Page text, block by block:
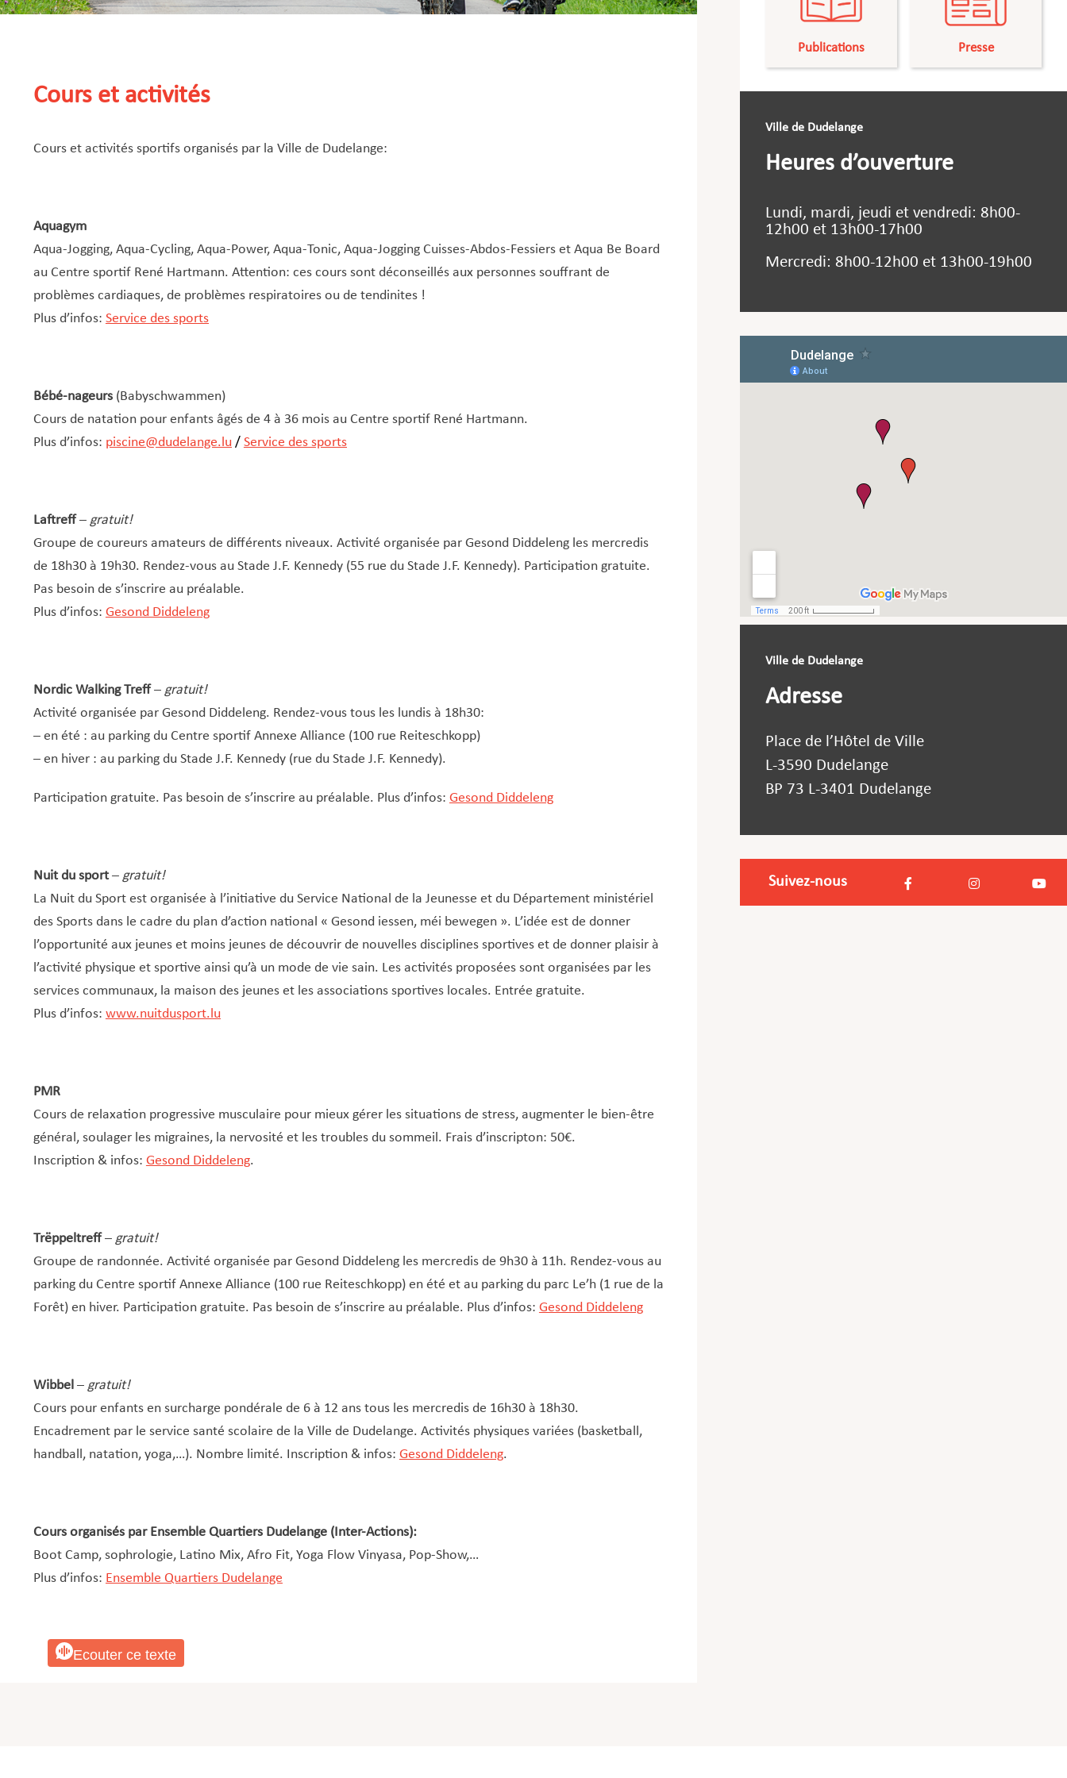
Cours et activités
Cours et activités sportifs organisés par la Ville de Dudelange:
Aquagym
Aqua-Jogging, Aqua-Cycling, Aqua-Power, Aqua-Tonic, Aqua-Jogging Cuisses-Abdos-Fessiers et Aqua Be Board
au Centre sportif René Hartmann. Attention: ces cours sont déconseillés aux personnes souffrant de
problèmes cardiaques, de problèmes respiratoires ou de tendinites !
Plus d’infos: Service des sports
Bébé-nageurs (Babyschwammen)
Cours de natation pour enfants âgés de 4 à 36 mois au Centre sportif René Hartmann.
Plus d’infos: piscine@dudelange.lu/ Service des sports
Laftreff– gratuit!
Groupe de coureurs amateurs de différents niveaux. Activité organisée par Gesond Diddeleng les mercredis
de 18h30 à 19h30. Rendez-vous au Stade J.F. Kennedy (55 rue du Stade J.F. Kennedy). Participation gratuite.
Pas besoin de s’inscrire au préalable.
Plus d’infos: Gesond Diddeleng
Nordic Walking Treff– gratuit!
Activité organisée par Gesond Diddeleng. Rendez-vous tous les lundis à 18h30:
– en été : au parking du Centre sportif Annexe Alliance (100 rue Reiteschkopp)
– en hiver : au parking du Stade J.F. Kennedy (rue du Stade J.F. Kennedy).
Participation gratuite. Pas besoin de s’inscrire au préalable. Plus d’infos: Gesond Diddeleng
Nuit du sport– gratuit!
La Nuit du Sport est organisée à l’initiative du Service National de la Jeunesse et du Département ministériel
des Sports dans le cadre du plan d’action national « Gesond iessen, méi bewegen ». L’idée est de donner
l’opportunité aux jeunes et moins jeunes de découvrir de nouvelles disciplines sportives et de donner plaisir à
l’activité physique et sportive ainsi qu’à un mode de vie sain. Les activités proposées sont organisées par les
services communaux, la maison des jeunes et les associations sportives locales. Entrée gratuite.
Plus d’infos: www.nuitdusport.lu
PMR
Cours de relaxation progressive musculaire pour mieux gérer les situations de stress, augmenter le bien-être
général, soulager les migraines, la nervosité et les troubles du sommeil. Frais d’inscripton: 50€.
Inscription & infos: Gesond Diddeleng.
Trëppeltreff– gratuit!
Groupe de randonnée. Activité organisée par Gesond Diddeleng les mercredis de 9h30 à 11h. Rendez-vous au
parking du Centre sportif Annexe Alliance (100 rue Reiteschkopp) en été et au parking du parc Le’h (1 rue de la
Forêt) en hiver. Participation gratuite. Pas besoin de s’inscrire au préalable. Plus d’infos: Gesond Diddeleng
Wibbel– gratuit!
Cours pour enfants en surcharge pondérale de 6 à 12 ans tous les mercredis de 16h30 à 18h30.
Encadrement par le service santé scolaire de la Ville de Dudelange. Activités physiques variées (basketball,
handball, natation, yoga,…). Nombre limité. Inscription & infos: Gesond Diddeleng.
Cours organisés par Ensemble Quartiers Dudelange (Inter-Actions):
Boot Camp, sophrologie, Latino Mix, Afro Fit, Yoga Flow Vinyasa, Pop-Show,…
Plus d’infos: Ensemble Quartiers Dudelange
Ecouter ce texte
Publications Presse
Ville de Dudelange
Heures d’ouverture
Lundi, mardi, jeudi et vendredi: 8h00-
12h00 et 13h00-17h00
Mercredi: 8h00-12h00 et 13h00-19h00
Ville de Dudelange
Adresse
Place de l’Hôtel de Ville
L-3590 Dudelange
BP 73 L-3401 Dudelange
Suivez-nous